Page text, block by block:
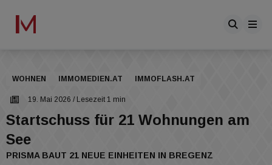
WOHNEN IMMOMEDIEN.AT IMMOFLASH.AT
19. Mai 2026 / Lesezeit 1 min
Startschuss für 21 Wohnungen am
See
PRISMA BAUT 21 NEUE EINHEITEN IN BREGENZ